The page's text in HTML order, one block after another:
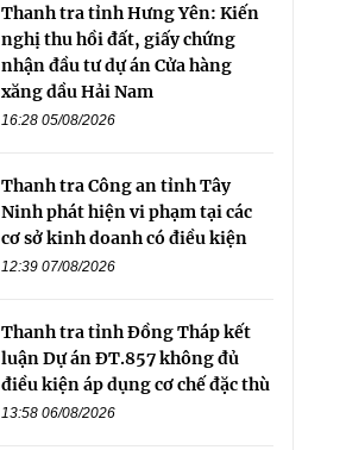
Thanh tra tỉnh Hưng Yên: Kiến
nghị thu hồi đất, giấy chứng
nhận đầu tư dự án Cửa hàng
xăng dầu Hải Nam
16:28 05/08/2026
Thanh tra Công an tỉnh Tây
Ninh phát hiện vi phạm tại các
cơ sở kinh doanh có điều kiện
12:39 07/08/2026
Thanh tra tỉnh Đồng Tháp kết
luận Dự án ĐT.857 không đủ
điều kiện áp dụng cơ chế đặc thù
13:58 06/08/2026